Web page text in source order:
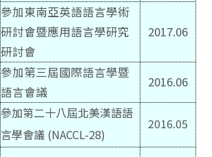
參加東南亞英語語言學術
研討會暨應用語言學研究
研討會
2017.06
參加第三屆國際語言學暨
語言會議
2016.06
參加第二十八屆北美漢語語
言學會議 (NACCL-28)
2016.05